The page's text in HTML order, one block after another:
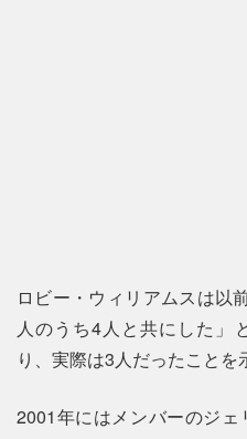
ロビー・ウィリアムスは以
人のうち4人と共にした」
り、実際は3人だったことを
2001年にはメンバーのジ